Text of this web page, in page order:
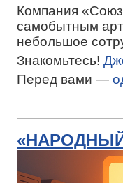
Компания
самобытным
небольшое
Знакомьтесь!
Перед вами —